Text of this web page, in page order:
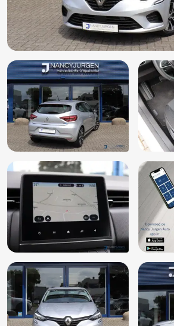
LED achterlichten
LED dagrijverlichting
Multimedia-voorbereiding
Multimedia scherm standaard
Radio
Regensensor
Stuurbekrachtiging
Stuurbekrachtiging snelheidsafhankelijk
Stuur leder
Stuur verstelbaar
Metaalkleur